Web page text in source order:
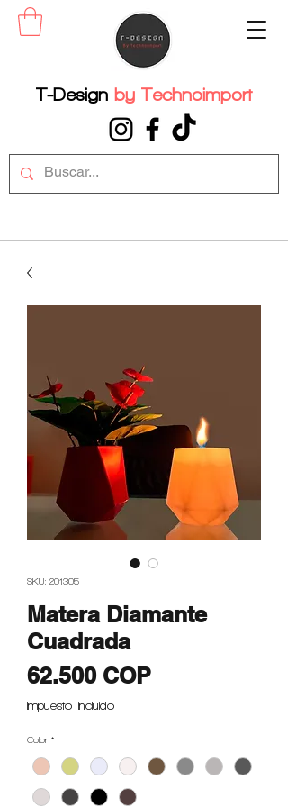
T-Design by Technoimport
SKU: 201305
Matera Diamante
Cuadrada
62.500 COPPrecio
Impuesto incluido
Color *